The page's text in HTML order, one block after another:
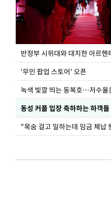
반정부 시위대와 대치한 아르헨
'무민 팝업 스토어' 오픈
녹색 빛깔 띄는 동복호…저수율
동성 커플 입장 축하하는 하객들
"목숨 걸고 일하는데 임금 체납